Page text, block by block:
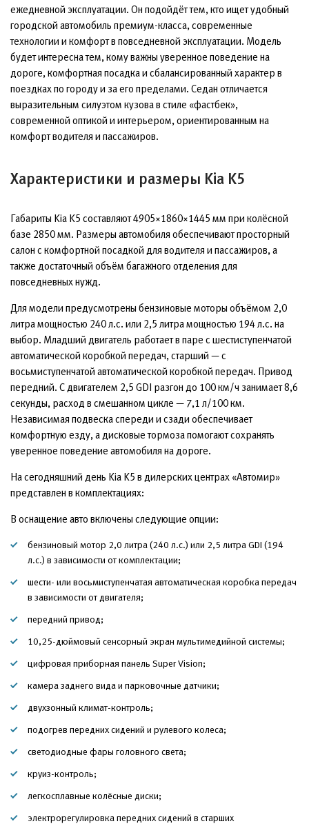
ежедневной эксплуатации. Он подойдёт тем, кто ищет удобный
городской автомобиль премиум-класса, современные
технологии и комфорт в повседневной эксплуатации. Модель
будет интересна тем, кому важны уверенное поведение на
дороге, комфортная посадка и сбалансированный характер в
поездках по городу и за его пределами. Седан отличается
выразительным силуэтом кузова в стиле «фастбек»,
современной оптикой и интерьером, ориентированным на
комфорт водителя и пассажиров.
Характеристики и размеры Kia K5
Габариты Kia K5 составляют 4905×1860×1445 мм при колёсной
базе 2850 мм. Размеры автомобиля обеспечивают просторный
салон с комфортной посадкой для водителя и пассажиров, а
также достаточный объём багажного отделения для
повседневных нужд.
Для модели предусмотрены бензиновые моторы объёмом 2,0
литра мощностью 240 л.с. или 2,5 литра мощностью 194 л.с. на
выбор. Младший двигатель работает в паре с шестиступенчатой
автоматической коробкой передач, старший — с
восьмиступенчатой автоматической коробкой передач. Привод
передний. С двигателем 2,5 GDI разгон до 100 км/ч занимает 8,6
секунды, расход в смешанном цикле — 7,1 л/100 км.
Независимая подвеска спереди и сзади обеспечивает
комфортную езду, а дисковые тормоза помогают сохранять
уверенное поведение автомобиля на дороге.
На сегодняшний день Kia K5 в дилерских центрах «Автомир»
представлен в комплектациях:
В оснащение авто включены следующие опции:
бензиновый мотор 2,0 литра (240 л.с.) или 2,5 литра GDI (194
л.с.) в зависимости от комплектации;
шести- или восьмиступенчатая автоматическая коробка передач
в зависимости от двигателя;
передний привод;
10,25-дюймовый сенсорный экран мультимедийной системы;
цифровая приборная панель Super Vision;
камера заднего вида и парковочные датчики;
двухзонный климат-контроль;
подогрев передних сидений и рулевого колеса;
светодиодные фары головного света;
круиз-контроль;
легкосплавные колёсные диски;
электрорегулировка передних сидений в старших